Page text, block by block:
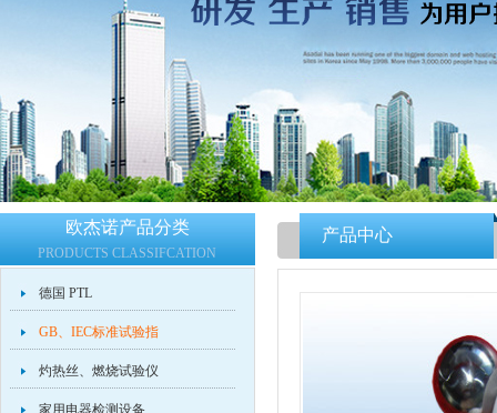
欧杰诺产品分类
PRODUCTS CLASSIFCATION
德国 PTL
GB、IEC标准试验指
灼热丝、燃烧试验仪
家用电器检测设备
产品中心